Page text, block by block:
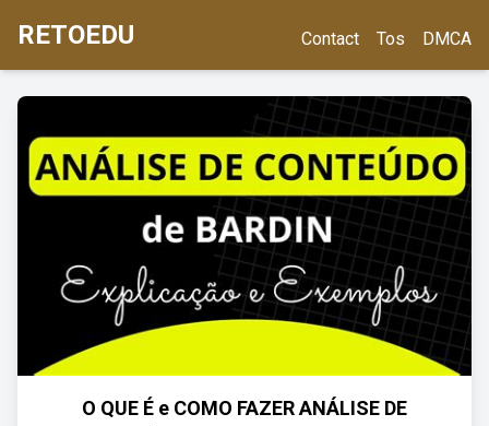
RETOEDU Contact Tos DMCA
O QUE É e COMO FAZER ANÁLISE DE